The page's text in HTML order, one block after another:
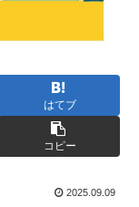
はてブ
コピー
2025.09.09